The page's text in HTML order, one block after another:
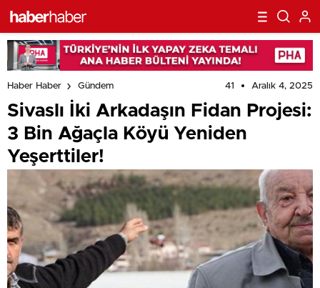
Haber Haber Gündem 41 Aralık 4, 2025
Sivaslı İki Arkadaşın Fidan Projesi:
3 Bin Ağaçla Köyü Yeniden
Yeşerttiler!